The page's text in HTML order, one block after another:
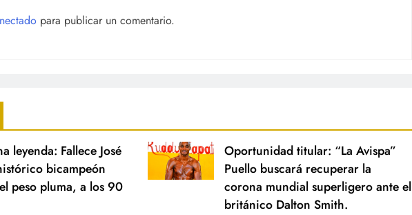
para publicar un comentario.
leyenda: Fallece José
bicampeón
peso pluma, a los 90
Oportunidad titular: “La Avispa”
Puello buscará recuperar la
corona mundial superligero ante el
británico Dalton Smith.